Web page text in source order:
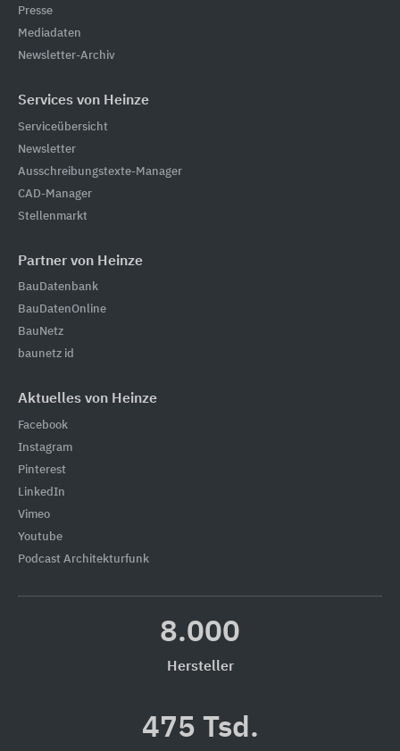
Presse
Mediadaten
Newsletter-Archiv
Services von Heinze
Serviceübersicht
Newsletter
Ausschreibungstexte-Manager
CAD-Manager
Stellenmarkt
Partner von Heinze
BauDatenbank
BauDatenOnline
BauNetz
baunetz id
Aktuelles von Heinze
Facebook
Instagram
Pinterest
LinkedIn
Vimeo
Youtube
Podcast Architekturfunk
8.000
Hersteller
475 Tsd.